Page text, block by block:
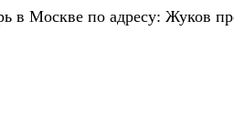
Москве по адресу: Жуков